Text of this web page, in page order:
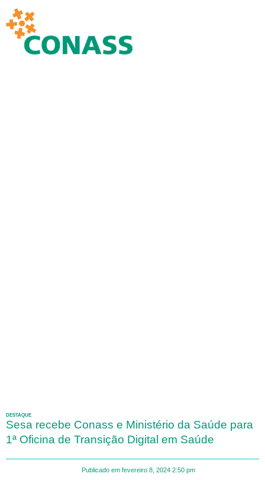
DESTAQUE
Sesa recebe Conass e Ministério da Saúde para
1ª Oficina de Transição Digital em Saúde
Publicado em fevereiro 8, 2024 2:50 pm